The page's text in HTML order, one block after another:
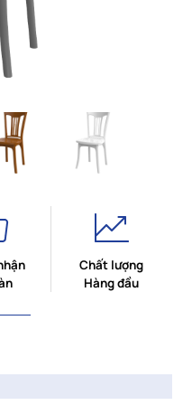
Chất lượng
Hàng đầu